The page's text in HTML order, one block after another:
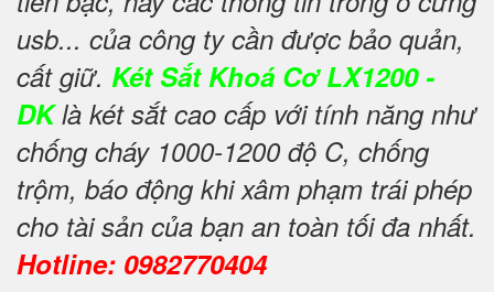
usb... của công ty cần được bảo quản,
cất giữ. Két Sắt Khoá Cơ LX1200 -
DKlà két sắt cao cấp với tính năng như
chống cháy 1000-1200 độ C, chống
trộm, báo động khi xâm phạm trái phép
cho tài sản của bạn an toàn tối đa nhất.
Hotline: 0982770404